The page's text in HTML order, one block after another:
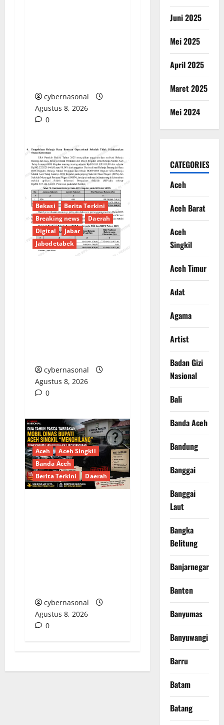
cybernasonal
Agustus 8, 2026
0
Bekasi
Berita Terkini
Breaking news
Daerah
Digital
Jabar
Jabodetabek
cybernasonal
Agustus 8, 2026
0
Aceh
Aceh Singkil
Banda Aceh
Berita Terkini
Daerah
cybernasonal
Agustus 8, 2026
0
Juni 2025
Mei 2025
April 2025
Maret 2025
Mei 2024
CATEGORIES
Aceh
Aceh Barat
Aceh
Singkil
Aceh Timur
Adat
Agama
Artist
Badan Gizi
Nasional
Bali
Banda Aceh
Bandung
Banggai
Banggai
Laut
Bangka
Belitung
Banjarnegara
Banten
Banyumas
Banyuwangi
Barru
Batam
Batang